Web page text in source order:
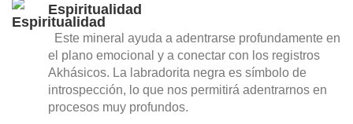
Espiritualidad
Este mineral ayuda a adentrarse profundamente en
el plano emocional y a conectar con los registros
Akhásicos. La labradorita negra es símbolo de
introspección, lo que nos permitirá adentrarnos en
procesos muy profundos.